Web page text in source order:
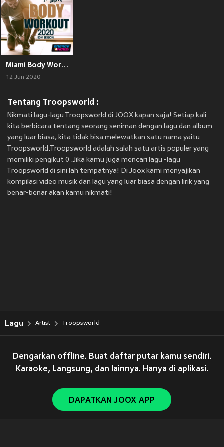
Miami Body Workout 2020 Edm Session
12 Jun 2020
Tentang Troopsworld :
Nikmati lagu-lagu Troopsworld di JOOX kapan saja! Setiap kali
kita berbicara tentang seorang seniman dengan lagu dan album
yang luar biasa, kita tidak bisa melewatkan satu nama yaitu
Troopsworld.Troopsworld adalah salah satu artis populer yang
memiliki pengikut 0 .Jika kamu juga mencari lagu -lagu
Troopsworld di sini lah tempatnya! Di Joox kami menyajikan
kompilasi video musik dan lagu yang luar biasa dengan lirik yang
benar-benar akan kamu nikmati!
Lagu Artist Troopsworld
Dengarkan offline. Buat daftar putar kamu sendiri.
Karaoke, Langsung, dan lainnya. Hanya di aplikasi.
DAPATKAN JOOX APP